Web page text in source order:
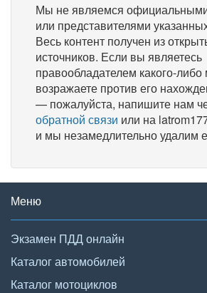
Мы не являемся
или представителями
Весь контент получен из
источников. Если вы являетесь
правообладателем какого-
возражаете против его
— пожалуйста, напишите нам
обратной связи или на
и мы незамедлительно удалим
Меню
Экзамен ПДД онлайн
Каталог автомобилей
Каталог мотоциклов